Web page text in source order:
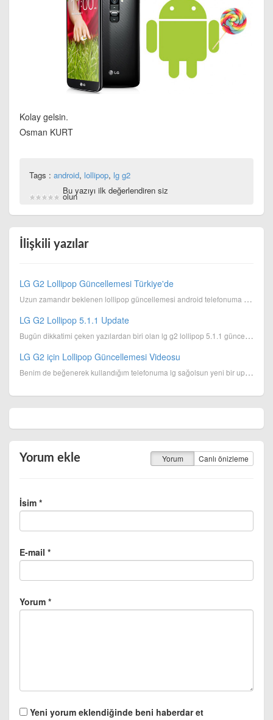
Kolay gelsin.
Osman KURT
Tags : android, lollipop, lg g2
Bu yazıyı ilk değerlendiren siz
olun
İlişkili yazılar
LG G2 Lollipop Güncellemesi Türkiye'de
Uzun zamandır beklenen lollipop güncellemesi android telefonuma gün için de geldi. Pc Suite üzerinde...
LG G2 Lollipop 5.1.1 Update
Bugün dikkatimi çeken yazılardan biri olan lg g2 lollipop 5.1.1 güncellemesinin gelecek olması. LG t...
LG G2 için Lollipop Güncellemesi Videosu
Benim de beğenerek kullandığım telefonuma lg sağolsun yeni bir update verecekmiş. G2 ile kötü imajın...
Yorum ekle Yorum Canlı önizleme
İsim *
E-mail *
Yorum *
Yeni yorum eklendiğinde beni haberdar et